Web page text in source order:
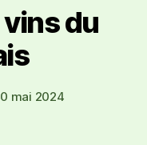
du
mai 2024